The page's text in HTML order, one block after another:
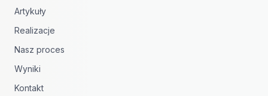
Artykuły
Realizacje
Nasz proces
Wyniki
Kontakt